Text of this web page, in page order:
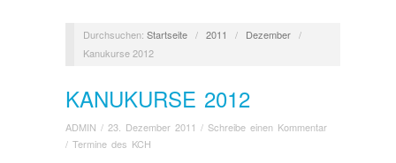
Durchsuchen: Startseite / 2011 / Dezember /
Kanukurse 2012
KANUKURSE 2012
ADMIN / 23. Dezember 2011 / Schreibe einen Kommentar
/ Termine des KCH